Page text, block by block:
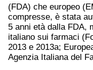
(FDA) che europeo
compresse, è stata
5 anni età dalla FDA,
italiano sui farmaci
2013 e 2013a;
Agenzia Italiana del